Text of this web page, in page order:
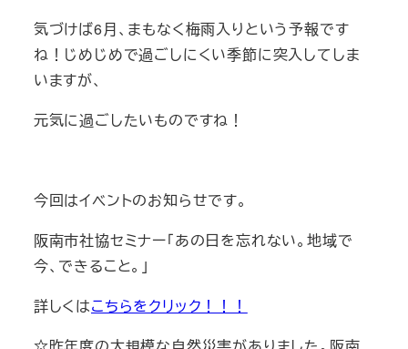
気づけば6月、まもなく梅雨入りという予報です
ね！じめじめで過ごしにくい季節に突入してしま
いますが、
元気に過ごしたいものですね！
今回はイベントのお知らせです。
阪南市社協セミナー「あの日を忘れない。地域で
今、できること。」
詳しくはこちらをクリック！！！